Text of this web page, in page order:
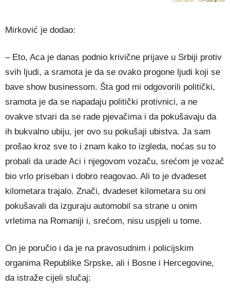
Mirković je dodao:
– Eto, Aca je danas podnio krivične prijave u Srbiji protiv
svih ljudi, a sramota je da se ovako progone ljudi koji se
bave show businessom. Šta god mi odgovorili politički,
sramota je da se napadaju politički protivnici, a ne
ovakve stvari da se rade pjevačima i da pokušavaju da
ih bukvalno ubiju, jer ovo su pokušaji ubistva. Ja sam
prošao kroz sve to i znam kako to izgleda, noćas su to
probali da urade Aci i njegovom vozaču, srećom je vozač
bio vrlo priseban i dobro reagovao. Ali to je dvadeset
kilometara trajalo. Znači, dvadeset kilometara su oni
pokušavali da izguraju automobil sa strane u onim
vrletima na Romaniji i, srećom, nisu uspjeli u tome.
On je poručio i da je na pravosudnim i policijskim
organima Republike Srpske, ali i Bosne i Hercegovine,
da istraže cijeli slučaj: